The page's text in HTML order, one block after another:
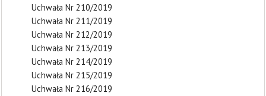
Uchwała Nr 210/2019
Uchwała Nr 211/2019
Uchwała Nr 212/2019
Uchwała Nr 213/2019
Uchwała Nr 214/2019
Uchwała Nr 215/2019
Uchwała Nr 216/2019